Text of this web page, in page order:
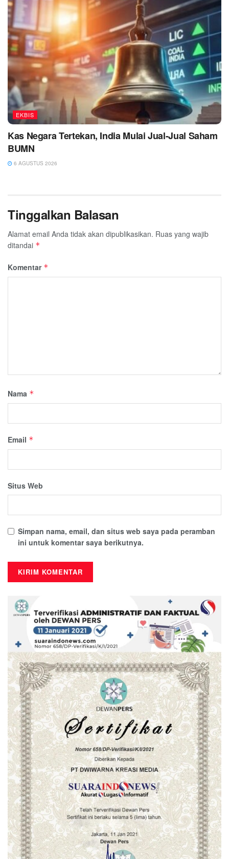
EKBIS
Kas Negara Tertekan, India Mulai Jual-Jual Saham
BUMN
6 AGUSTUS 2026
Tinggalkan Balasan
Alamat email Anda tidak akan dipublikasikan. Ruas yang wajib
ditandai *
Komentar *
Nama *
Email *
Situs Web
Simpan nama, email, dan situs web saya pada peramban
ini untuk komentar saya berikutnya.